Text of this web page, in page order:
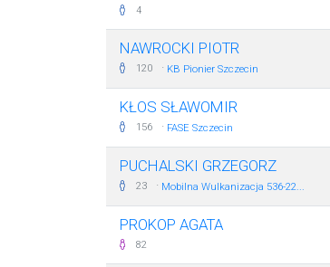
4
NAWROCKI PIOTR
120 · KB Pionier Szczecin
KŁOS SŁAWOMIR
156 · FASE Szczecin
PUCHALSKI GRZEGORZ
23 · Mobilna Wulkanizacja 536-22...
PROKOP AGATA
82